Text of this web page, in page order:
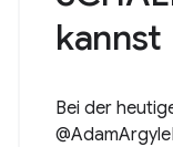
kannst
Bei der